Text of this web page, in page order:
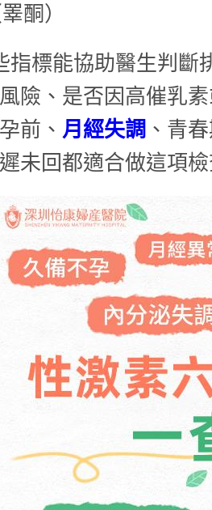
酮）
指標能協助醫生判斷
風險、是否因高催乳
前、 月經失調 、青
未回都適合做這項檢